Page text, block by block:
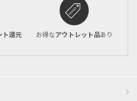
ト還元 お得なアウトレット品あり